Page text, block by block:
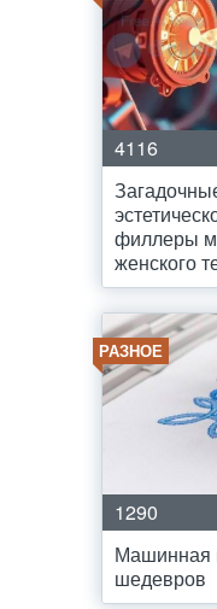
4116
филлеры
женского
РАЗНОЕ
1290
Машинная
шедевров